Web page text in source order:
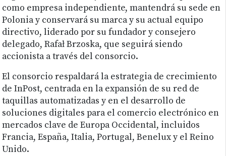
como empresa independiente, mantendrá su sede en
Polonia y conservará su marca y su actual equipo
directivo, liderado por su fundador y consejero
delegado, Rafał Brzoska, que seguirá siendo
accionista a través del consorcio.
El consorcio respaldará la estrategia de crecimiento
de InPost, centrada en la expansión de su red de
taquillas automatizadas y en el desarrollo de
soluciones digitales para el comercio electrónico en
mercados clave de Europa Occidental, incluidos
Francia, España, Italia, Portugal, Benelux y el Reino
Unido.